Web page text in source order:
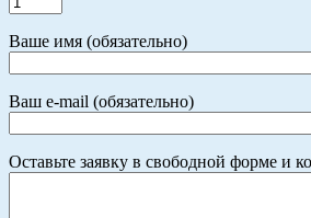
Ваше имя (обязательно)
Ваш e-mail (обязательно)
Оставьте заявку в свободной форме и